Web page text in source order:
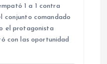
1 a 1 contra
conjunto comandado
el protagonista
con las oportunidad